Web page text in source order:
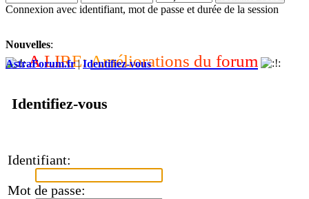
Connexion avec identifiant, mot de passe et durée de la session
Nouvelles:
A LIRE:Améliorations du forum
AstraForum.fr|Identifiez-vous
Identifiez-vous
Identifiant:
Mot de passe: